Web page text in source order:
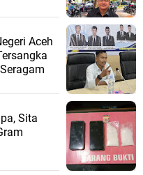
Aceh
Sita